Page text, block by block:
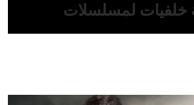
خلفيات لمسلسلات